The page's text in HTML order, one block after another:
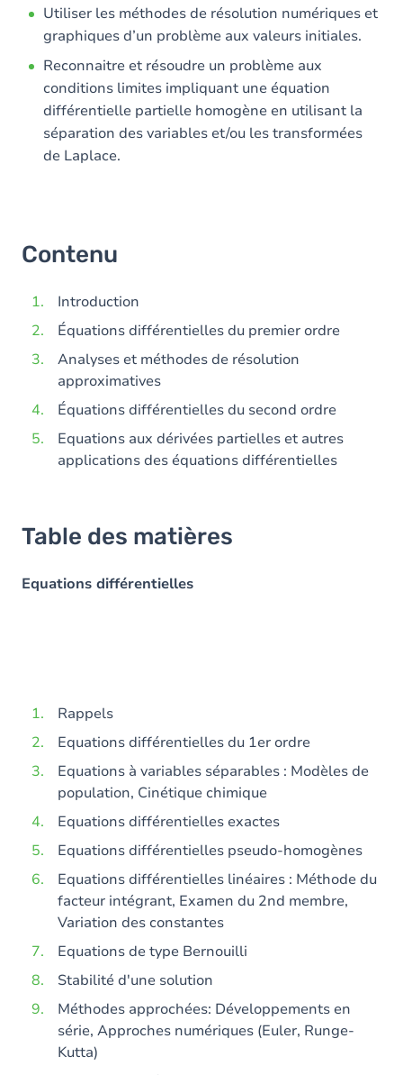
Utiliser les méthodes de résolution numériques et
graphiques d’un problème aux valeurs initiales.
Reconnaitre et résoudre un problème aux
conditions limites impliquant une équation
différentielle partielle homogène en utilisant la
séparation des variables et/ou les transformées
de Laplace.
Contenu
Introduction
Équations différentielles du premier ordre
Analyses et méthodes de résolution
approximatives
Équations différentielles du second ordre
Equations aux dérivées partielles et autres
applications des équations différentielles
Table des matières
Equations différentielles
Rappels
Equations différentielles du 1er ordre
Equations à variables séparables : Modèles de
population, Cinétique chimique
Equations différentielles exactes
Equations différentielles pseudo-homogènes
Equations différentielles linéaires : Méthode du
facteur intégrant, Examen du 2nd membre,
Variation des constantes
Equations de type Bernouilli
Stabilité d'une solution
Méthodes approchées: Développements en
série, Approches numériques (Euler, Runge-
Kutta)